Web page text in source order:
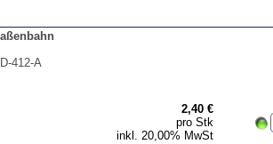
412-A
2,40 €
pro Stk
inkl. 20,00% MwSt